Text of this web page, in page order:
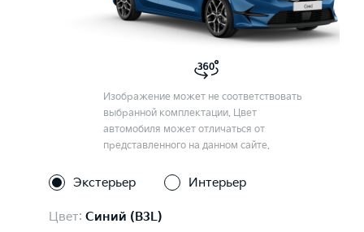
Изображение может не соответствовать
выбранной комплектации. Цвет
автомобиля может отличаться от
представленного на данном сайте.
Экстерьер Интерьер
Цвет: Синий (B3L)